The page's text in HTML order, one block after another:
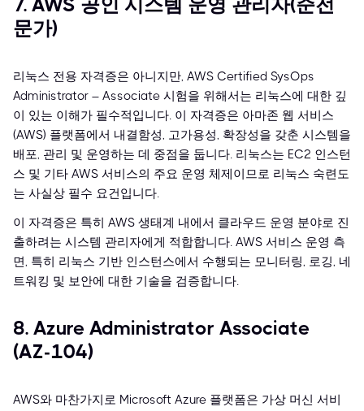
7. AWS 공인 시스템 운영 관리자(준전
문가)
리눅스 전용 자격증은 아니지만, AWS Certified SysOps
Administrator – Associate 시험을 위해서는 리눅스에 대한 깊
이 있는 이해가 필수적입니다. 이 자격증은 아마존 웹 서비스
(AWS) 플랫폼에서 내결함성, 고가용성, 확장성을 갖춘 시스템을
배포, 관리 및 운영하는 데 중점을 둡니다. 리눅스는 EC2 인스턴
스 및 기타 AWS 서비스의 주요 운영 체제이므로 리눅스 숙련도
는 사실상 필수 요건입니다.
이 자격증은 특히 AWS 생태계 내에서 클라우드 운영 분야로 진
출하려는 시스템 관리자에게 적합합니다. AWS 서비스 운영 측
면, 특히 리눅스 기반 인스턴스에서 수행되는 모니터링, 로깅, 네
트워킹 및 보안에 대한 기술을 검증합니다.
8. Azure Administrator Associate
(AZ-104)
AWS와 마찬가지로 Microsoft Azure 플랫폼은 가상 머신 서비